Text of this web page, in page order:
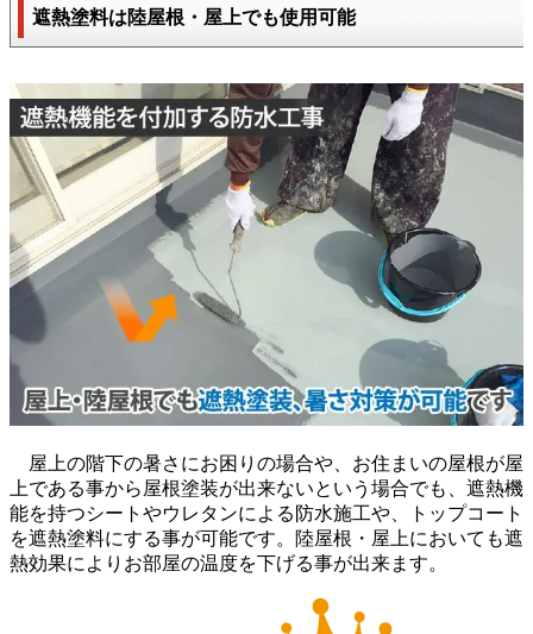
遮熱塗料は陸屋根・屋上でも使用可能
屋上の階下の暑さにお困りの場合や、お住まいの屋根が屋
上である事から屋根塗装が出来ないという場合でも、遮熱機
能を持つシートやウレタンによる防水施工や、トップコート
を遮熱塗料にする事が可能です。陸屋根・屋上においても遮
熱効果によりお部屋の温度を下げる事が出来ます。